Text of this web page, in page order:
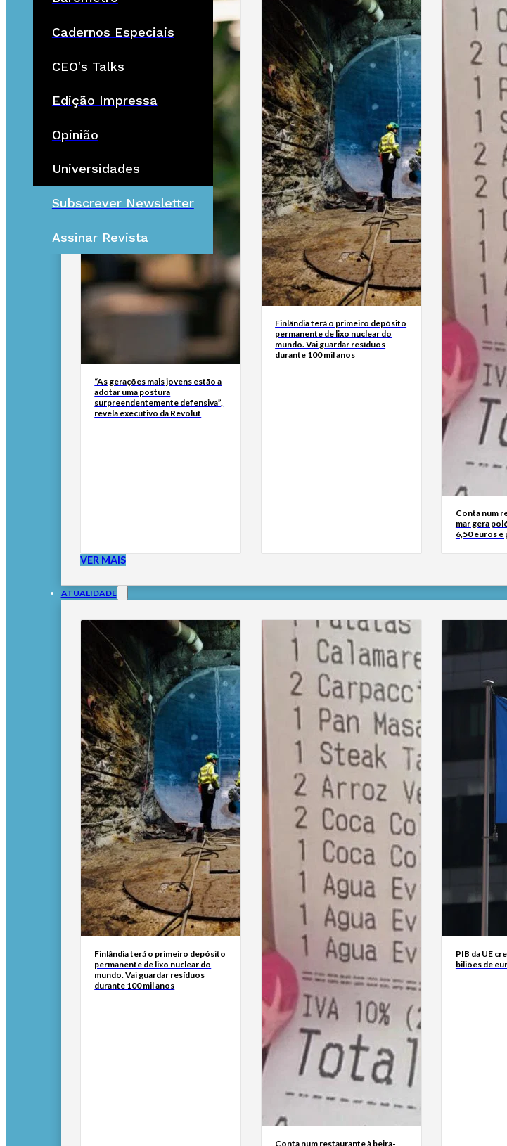
Cadernos Especiais
CEO's Talks
Edição Impressa
Opinião
Universidades
Subscrever Newsletter
Assinar Revista
“As gerações mais jovens estão a
adotar uma postura
surpreendentemente defensiva”,
revela executivo da Revolut
Finlândia terá o primeiro depósito
permanente de lixo nuclear do
mundo. Vai guardar resíduos
durante 100 mil anos
Conta num
mar gera
6,50 euros e
VER MAIS
ATUALIDADE
Finlândia terá o primeiro depósito
permanente de lixo nuclear do
mundo. Vai guardar resíduos
durante 100 mil anos
Conta num restaurante à beira-
PIB da UE
biliões de